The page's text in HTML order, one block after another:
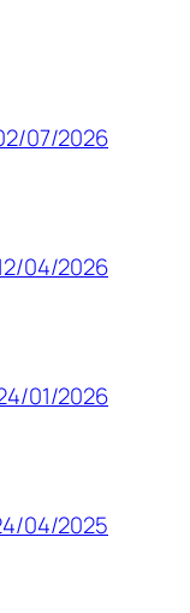
07/2026
04/2026
01/2026
04/2025